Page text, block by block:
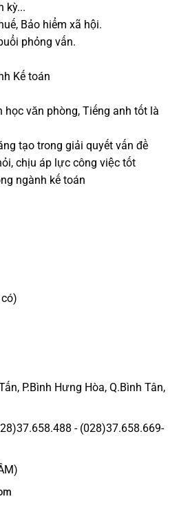
kỳ...
Bảo hiểm xã hội.
phỏng vấn.
Kế toán
văn phòng, Tiếng anh tốt là
tạo trong giải quyết vấn đề
chịu áp lực công việc tốt
ngành kế toán
P.Bình Hưng Hòa, Q.Bình Tân,
- (028)37.658.669-